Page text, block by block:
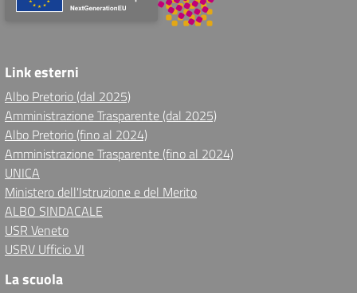
Link esterni
Albo Pretorio (dal 2025)
Amministrazione Trasparente (dal 2025)
Albo Pretorio (fino al 2024)
Amministrazione Trasparente (fino al 2024)
UNICA
Ministero dell'Istruzione e del Merito
ALBO SINDACALE
USR Veneto
USRV Ufficio VI
La scuola